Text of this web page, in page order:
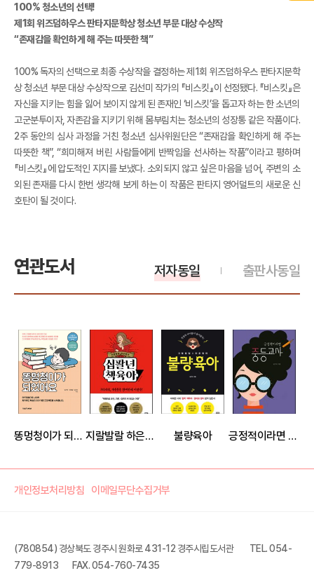
100% 청소년의 선택!
제1회 위즈덤하우스 판타지문학상 청소년 부문 대상 수상작
“존재감을 확인하게 해 주는 따뜻한 책”
100% 독자의 선택으로 최종 수상작을 결정하는 제1회 위즈덤하우스 판타지문학
상 청소년 부문 대상 수상작으로 김선미 작가의 『비스킷』이 선정됐다. 『비스킷』은
자신을 지키는 힘을 잃어 보이지 않게 된 존재인 ‘비스킷’을 돕고자 하는 한 소년의
고군분투이자, 자존감을 지키기 위해 몸부림치는 청소년의 성장통 같은 작품이다.
2주 동안의 심사 과정을 거친 청소년 심사위원단은 “존재감을 확인하게 해 주는
따뜻한 책”, “희미해져 버린 사람들에게 반짝임을 선사하는 작품”이라고 평하며
『비스킷』에 압도적인 지지를 보냈다. 소외되지 않고 싶은 마음을 넘어, 주변의 소
외된 존재를 다시 한번 생각해 보게 하는 이 작품은 판타지 영어덜트의 새로운 신
호탄이 될 것이다.
연관도서 출판사동일
저자동일
똥멍청이가 되었어요 지랄발랄 하은맘의 십팔년 책육아 불량육아 긍정적이라면 중등교사
개인정보처리방침 이메일무단수집거부
(780854) 경상북도 경주시 원화로 431-12 경주시립도서관
TEL. 054-
779-8913
FAX. 054-760-7435